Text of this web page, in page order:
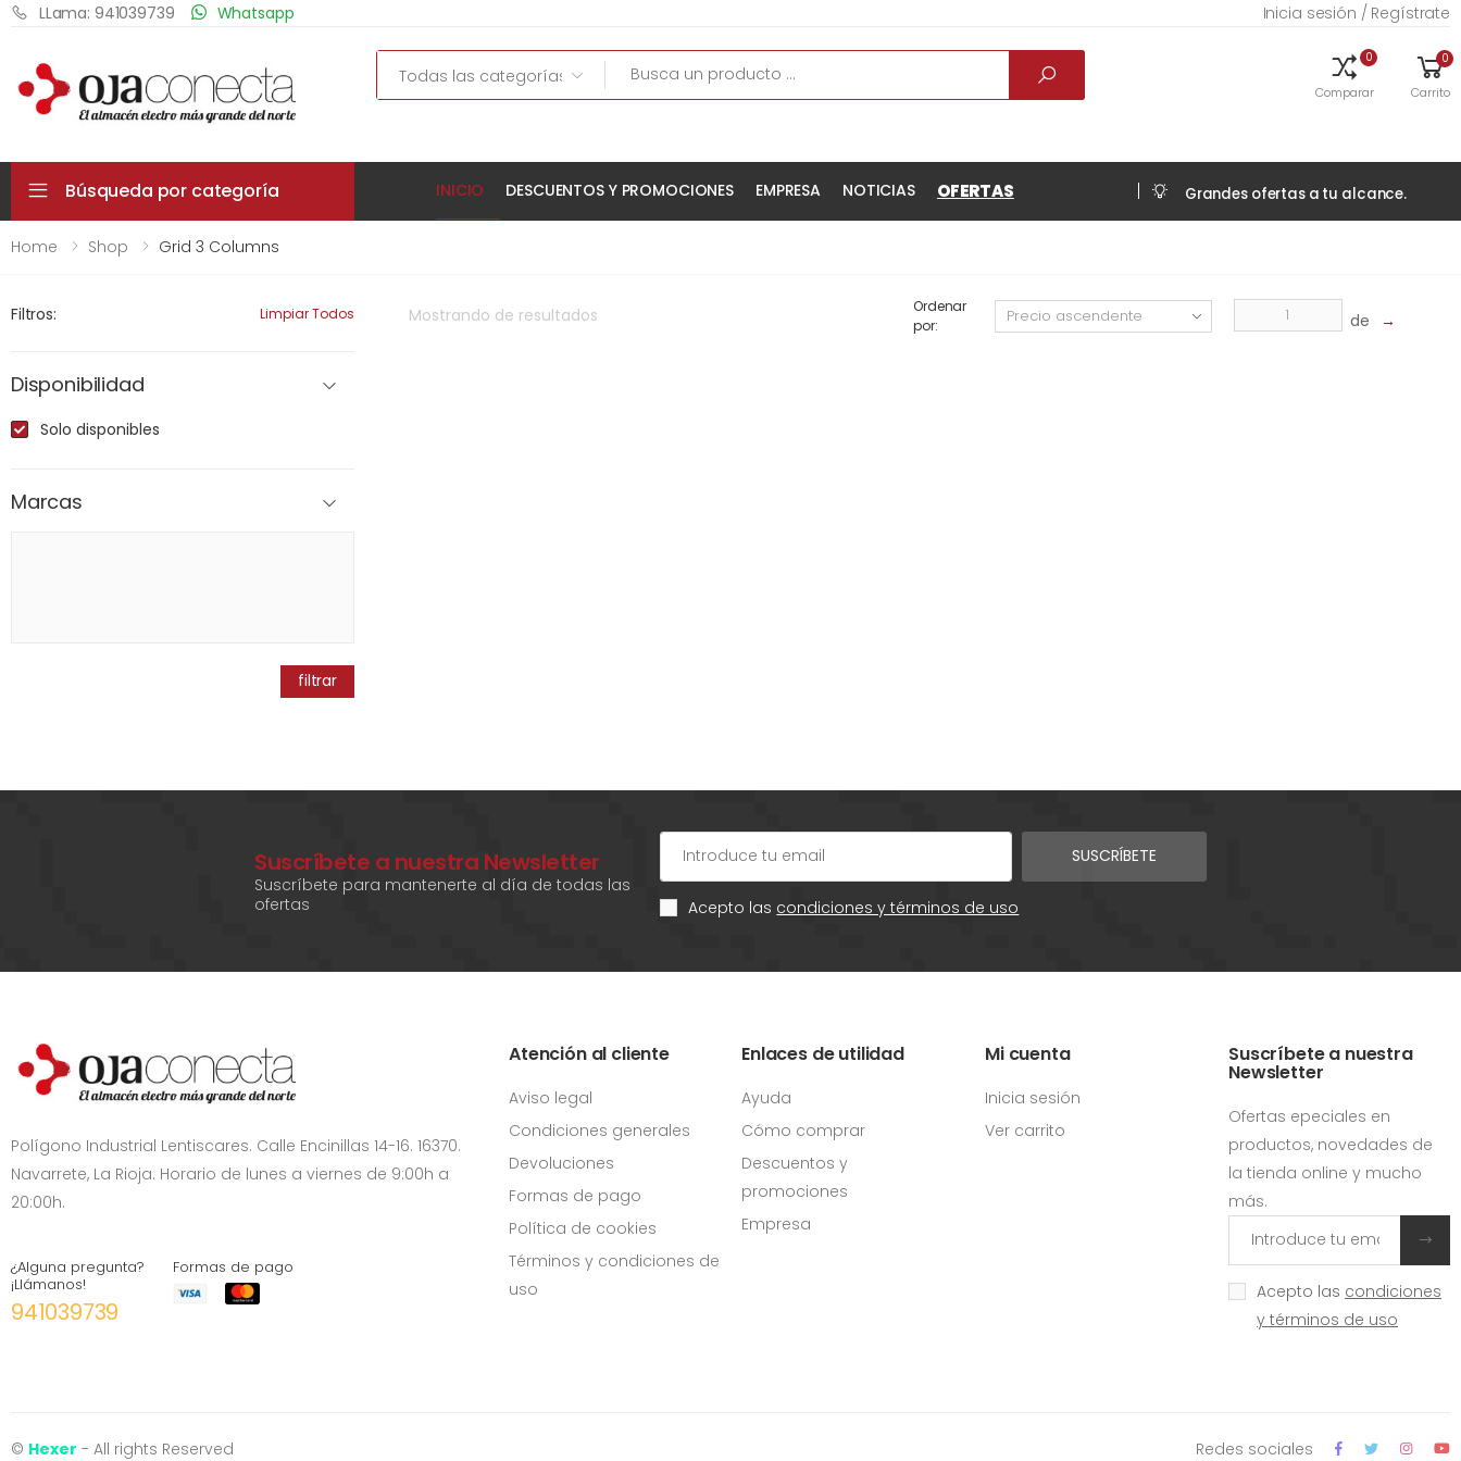
LLama: 941039739 Whatsapp Inicia sesión / Regístrate
Search 0
Comparar
0
Carrito
Búsqueda por categoría INICIO DESCUENTOS Y PROMOCIONES EMPRESA NOTICIAS OFERTAS Grandes ofertas a tu alcance.
Home Shop Grid 3 Columns
Mostrando de resultados
Ordenar
por:
de →
Filtros: Limpiar Todos
Disponibilidad
Solo disponibles
Marcas
filtrar
Suscríbete a nuestra Newsletter
Suscríbete para mantenerte al día de todas las
ofertas
SUSCRÍBETE
Acepto las condiciones y términos de uso
Polígono Industrial Lentiscares. Calle Encinillas 14-16. 16370.
Navarrete, La Rioja. Horario de lunes a viernes de 9:00h a
20:00h.
¿Alguna pregunta?
¡Llámanos!
941039739
Formas de pago
Atención al cliente
Aviso legal
Condiciones generales
Devoluciones
Formas de pago
Política de cookies
Términos y condiciones de
uso
Enlaces de utilidad
Ayuda
Cómo comprar
Descuentos y
promociones
Empresa
Mi cuenta
Inicia sesión
Ver carrito
Suscríbete a nuestra
Newsletter
Ofertas epeciales en
productos, novedades de
la tienda online y mucho
más.
Acepto las condiciones
y términos de uso
© Hexer - All rights Reserved Redes sociales